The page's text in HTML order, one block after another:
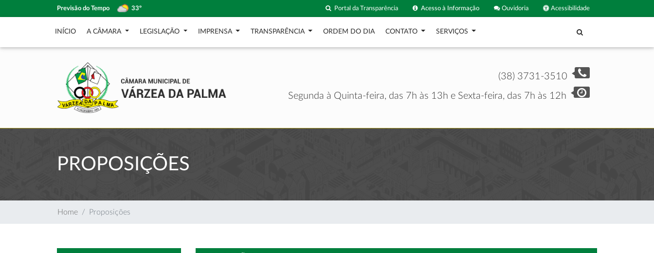
Previsão do Tempo 33º Acessibilidade
Ouvidoria
Acesso à Informação
Portal da Transparência
INÍCIO A CÂMARA LEGISLAÇÃO IMPRENSA TRANSPARÊNCIA ORDEM DO DIA CONTATO SERVIÇOS
(38) 3731-3510
Segunda à Quinta-feira, das 7h às 13h e Sexta-feira, das 7h às 12h
PROPOSIÇÕES
Home Proposições